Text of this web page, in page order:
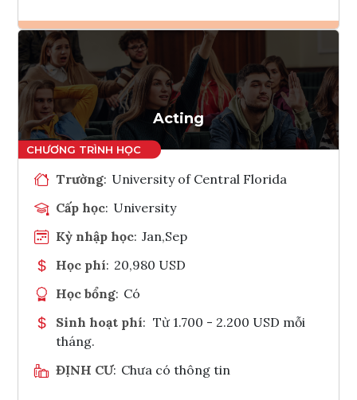
Ghi danh
Tham vấn Interlink
Acting
Trường: University of Central Florida
Cấp học: University
Kỳ nhập học: Jan,Sep
Học phí: 20,980 USD
Học bổng: Có
Sinh hoạt phí: Từ 1.700 - 2.200 USD mỗi
tháng.
ĐỊNH CƯ: Chưa có thông tin